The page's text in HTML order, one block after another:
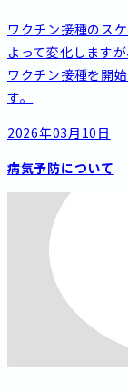
ワクチン接種のス
よって変化します
ワクチン接種を開
す。
2026年03月10日
病気予防について